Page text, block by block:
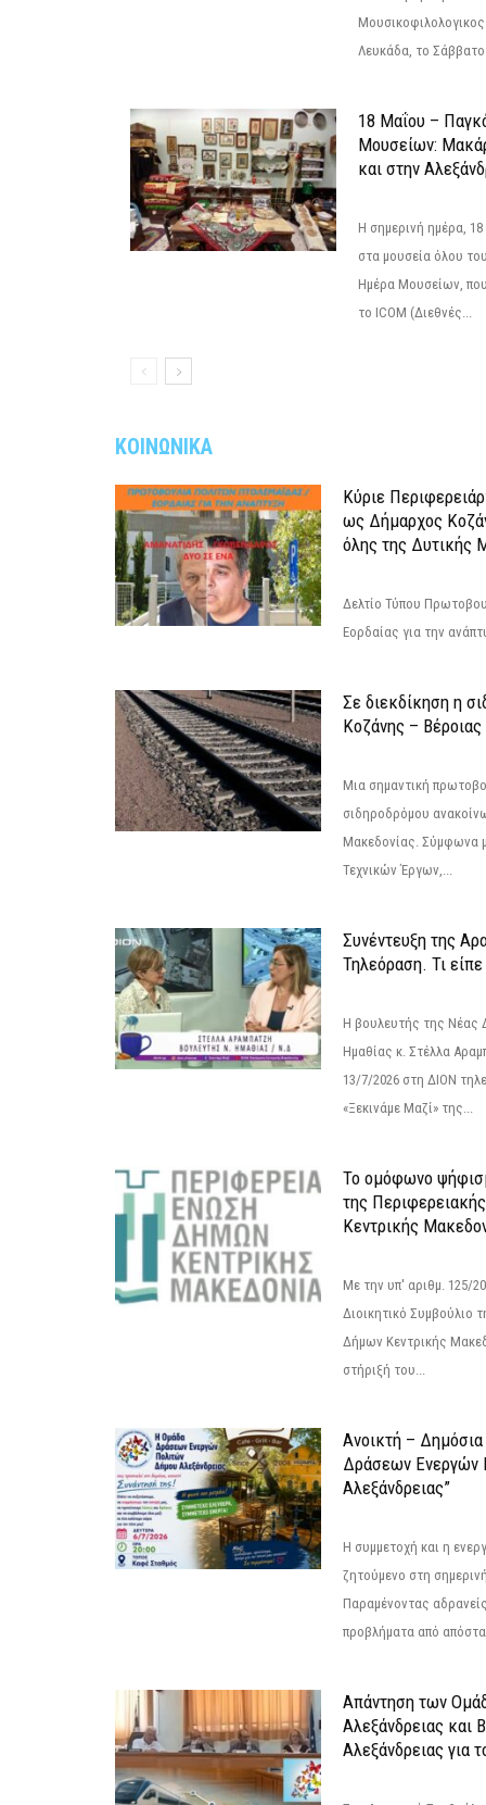
Λευκάδα, το
18 Μαΐου –
Μουσείων:
και στην
Η σημερινή ημέρα,
στα μουσεία όλου
Ημέρα Μουσείων,
το ICOM (Διεθνές...
ΚΟΙΝΩΝΙΚΑ
Κύριε
ως Δήμαρχος
όλης της Δυτικής
Δελτίο Τύπου
Εορδαίας για την
Σε διεκδίκηση η
Κoζάνης –
Μια σημαντική
σιδηροδρόμου
Μακεδονίας. Σύμφωνα
Τεχνικών Έργων,...
Συνέντευξη της
Τηλεόραση. Τι
Η βουλευτής της Νέας
Ημαθίας κ. Στέλλα
13/7/2026 στη ΔΙΟΝ
«Ξεκινάμε Μαζί» της...
Το ομόφωνο
της
Κεντρικής
Με την υπ' αριθμ. 125/
Διοικητικό Συμβούλιο
Δήμων Κεντρικής
στήριξή του...
Ανοικτή –
Δράσεων Eνεργών
Αλεξάνδρειας”
Η συμμετοχή και η
ζητούμενο στη
Παραμένοντας
προβλήματα από
Απάντηση των
Αλεξάνδρειας και
Αλεξάνδρειας για